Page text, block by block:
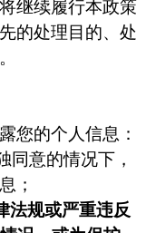
继续履行本政策
的处理目的、处
您的个人信息：
同意的情况下，
；
法规或严重违反